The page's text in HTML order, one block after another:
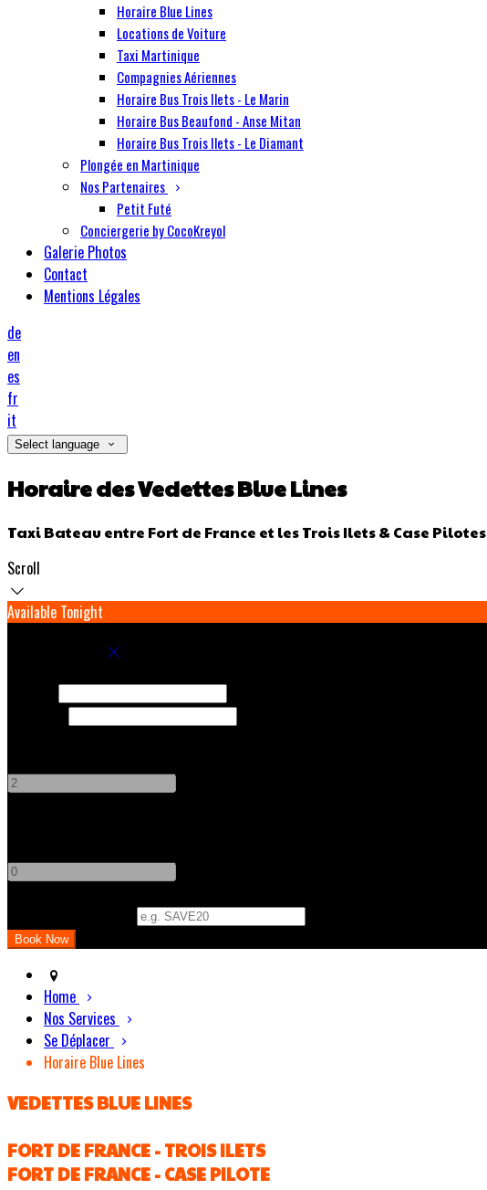
Horaire Blue Lines
Locations de Voiture
Taxi Martinique
Compagnies Aériennes
Horaire Bus Trois Ilets - Le Marin
Horaire Bus Beaufond - Anse Mitan
Horaire Bus Trois Ilets - Le Diamant
Plongée en Martinique
Nos Partenaires
Petit Futé
Conciergerie by CocoKreyol
Galerie Photos
Contact
Mentions Légales
de
en
es
fr
it
Select language
Horaire des Vedettes Blue Lines
Taxi Bateau entre Fort de France et les Trois Ilets & Case Pilotes
Scroll
Available Tonight
Home
Nos Services
Se Déplacer
Horaire Blue Lines
VEDETTES BLUE LINES
FORT DE FRANCE - TROIS ILETS
FORT DE FRANCE - CASE PILOTE